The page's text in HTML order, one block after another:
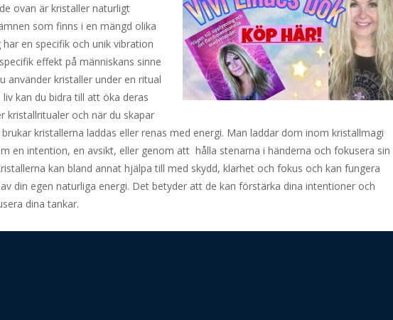
ovan är kristaller naturligt
som finns i en mängd olika
en specifik och unik vibration
effekt på människans sinne
använder kristaller under en ritual
kan du bidra till att öka deras
kristallritualer och när du skapar
kristallerna laddas eller renas med energi. Man laddar dom inom kristallmagi
en intention, en avsikt, eller genom att hålla stenarna i händerna och fokusera sin
kan bland annat hjälpa till med skydd, klarhet och fokus och kan fungera
din egen naturliga energi. Det betyder att de kan förstärka dina intentioner och
dina tankar.